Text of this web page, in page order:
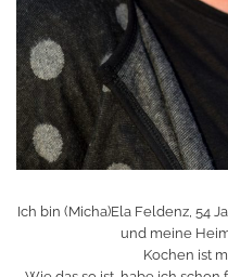
Ich bin (Micha)Ela Feldenz, 54
und meine
Kochen ist